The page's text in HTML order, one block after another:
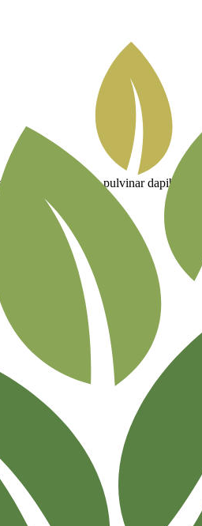
mattis, pulvinar dapibus leo.